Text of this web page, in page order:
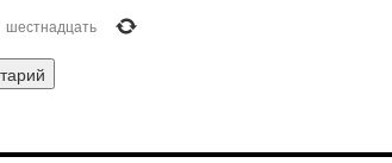
шестнадцать